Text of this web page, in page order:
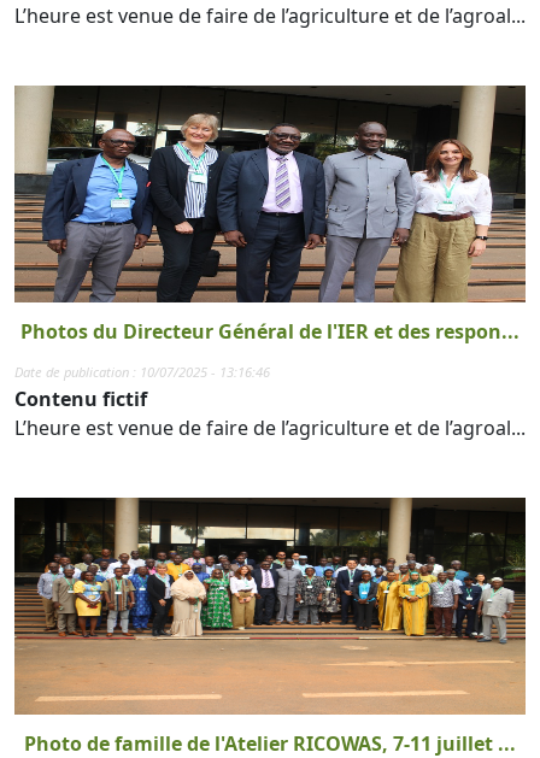
L’heure est venue de faire de l’agriculture et de l’agroal...
Photos du Directeur Général de l'IER et des respon...
Date de publication : 10/07/2025 - 13:16:46
Contenu fictif
L’heure est venue de faire de l’agriculture et de l’agroal...
Photo de famille de l'Atelier RICOWAS, 7-11 juillet ...